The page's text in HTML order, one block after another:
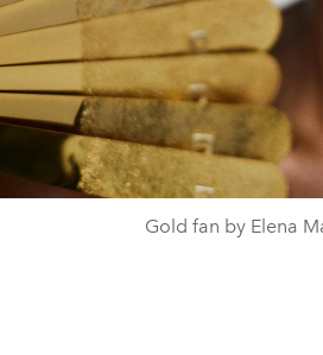
Gold fan by Elena